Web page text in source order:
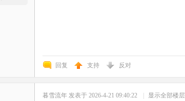
回复 支持 反对
暮雪流年 发表于 2026-4-21 09:40:22 | 显示全部楼层